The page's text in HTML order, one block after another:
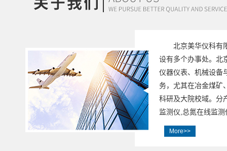
北京美华仪科有
设有多个办事处。北
仪器仪表、机械设备
务，尤其在冶金煤矿
科研及大院校域。分
监测仪,总氮在线监
More>>